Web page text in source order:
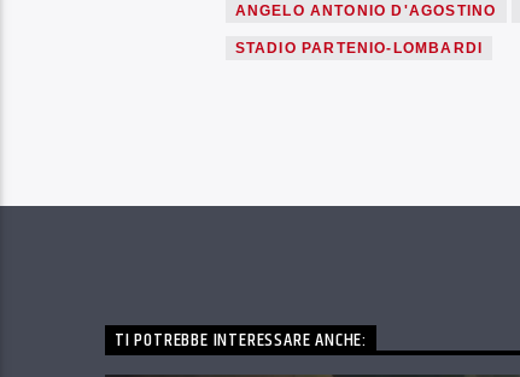
ANGELO ANTONIO D'AGOSTINO
STADIO PARTENIO-LOMBARDI
TI POTREBBE INTERESSARE ANCHE: